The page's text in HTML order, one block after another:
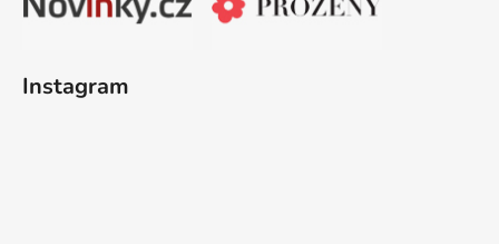
Instagram